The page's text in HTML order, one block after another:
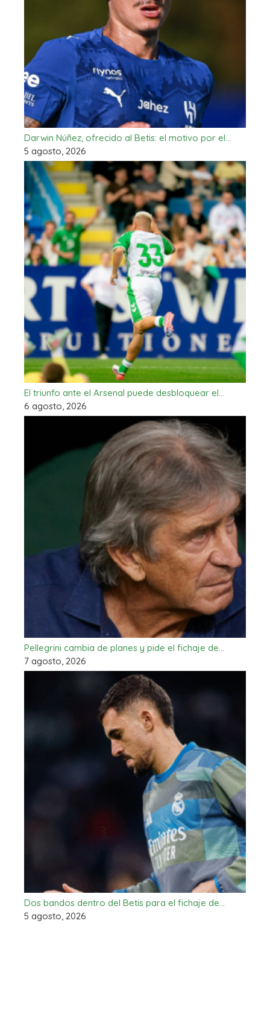
Darwin Núñez, ofrecido al Betis: el motivo por el…
5 agosto, 2026
El triunfo ante el Arsenal puede desbloquear el…
6 agosto, 2026
Pellegrini cambia de planes y pide el fichaje de…
7 agosto, 2026
Dos bandos dentro del Betis para el fichaje de…
5 agosto, 2026